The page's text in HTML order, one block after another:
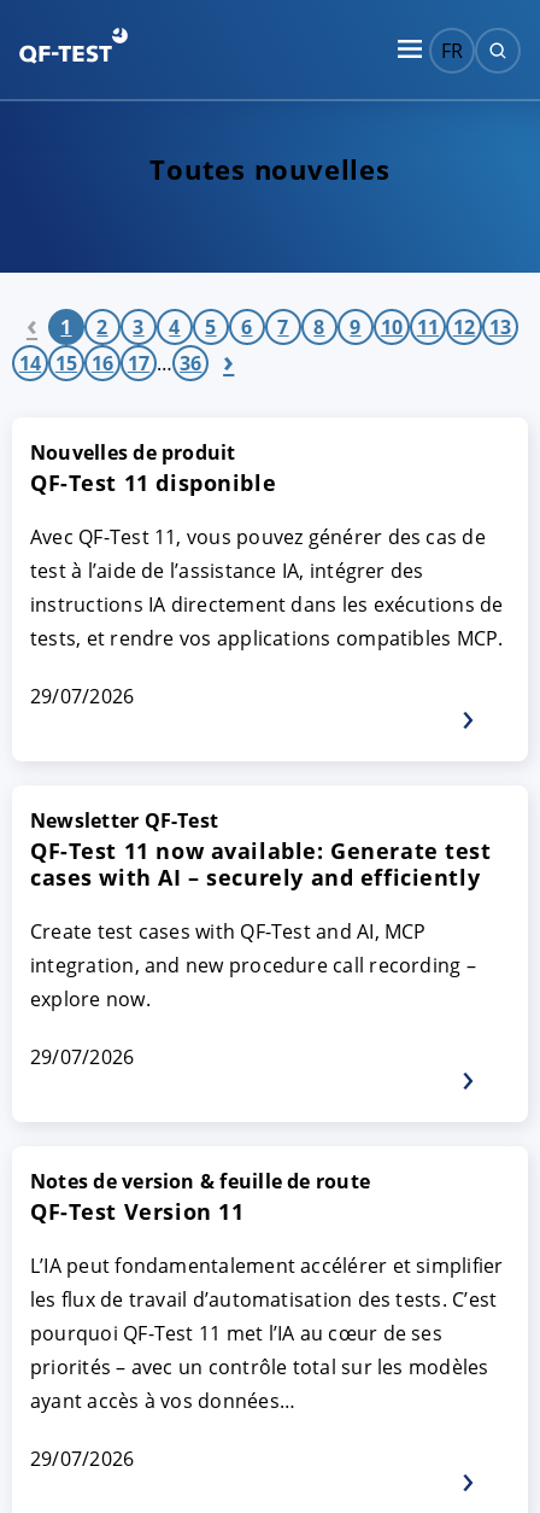
FR
Toutes nouvelles
‹ 1 2 3 4 5 6 7 8 9 10 11 12 13
14 15 16 17 … 36 ›
Nouvelles de produit
QF-Test 11 disponible
Avec QF-Test 11, vous pouvez générer des cas de
test à l’aide de l’assistance IA, intégrer des
instructions IA directement dans les exécutions de
tests, et rendre vos applications compatibles MCP.
29/07/2026
Newsletter QF-Test
QF-Test 11 now available: Generate test
cases with AI – securely and efficiently
Create test cases with QF-Test and AI, MCP
integration, and new procedure call recording –
explore now.
29/07/2026
Notes de version & feuille de route
QF-Test Version 11
L’IA peut fondamentalement accélérer et simplifier
les flux de travail d’automatisation des tests. C’est
pourquoi QF-Test 11 met l’IA au cœur de ses
priorités – avec un contrôle total sur les modèles
ayant accès à vos données…
29/07/2026
ACCEPTER